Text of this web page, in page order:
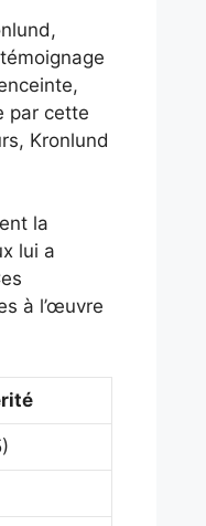
par cette
Kronlund
la
lui a
à l’œuvre